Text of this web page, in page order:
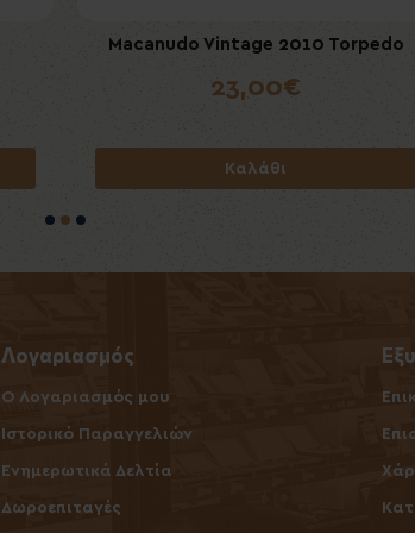
Macanudo Vintage 2010 Torpedo
23,00€
Καλάθι
Boveda Humidity Control Packet
Καλάθι
Λογαριασμός
O Λογαριασμός μου
Ιστορικό Παραγγελιών
Ενημερωτικά Δελτία
Δωροεπιταγές